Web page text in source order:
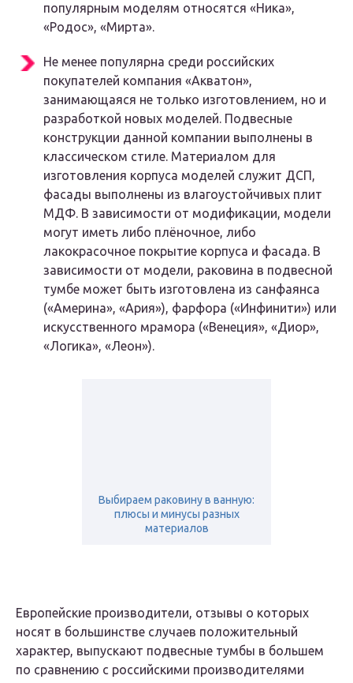
популярным моделям относятся «Ника»,
«Родос», «Мирта».
Не менее популярна среди российских
покупателей компания «Акватон»,
занимающаяся не только изготовлением, но и
разработкой новых моделей. Подвесные
конструкции данной компании выполнены в
классическом стиле. Материалом для
изготовления корпуса моделей служит ДСП,
фасады выполнены из влагоустойчивых плит
МДФ. В зависимости от модификации, модели
могут иметь либо плёночное, либо
лакокрасочное покрытие корпуса и фасада. В
зависимости от модели, раковина в подвесной
тумбе может быть изготовлена из санфаянса
(«Америна», «Ария»), фарфора («Инфинити») или
искусственного мрамора («Венеция», «Диор»,
«Логика», «Леон»).
Выбираем раковину в ванную:
плюсы и минусы разных
материалов
Европейские производители, отзывы о которых
носят в большинстве случаев положительный
характер, выпускают подвесные тумбы в большем
по сравнению с российскими производителями